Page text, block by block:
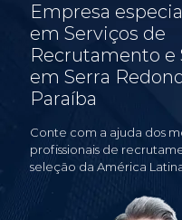
Empresa
em Serviços de
Recrutamento e
em Serra
Paraíba
Conte com a ajuda dos
profissionais de
seleção da América